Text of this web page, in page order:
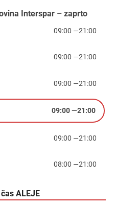
Interspar – zaprto
09:00 —21:00
09:00 —21:00
09:00 —21:00
09:00—21:00
09:00 —21:00
08:00 —21:00
ALEJE